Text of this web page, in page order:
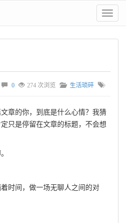
切
换
菜
0 274 次浏览 生活琐碎
章的你，到底是什么心情？我猜
只是停留在文章的标题，不会想
时间，做一场无聊人之间的对